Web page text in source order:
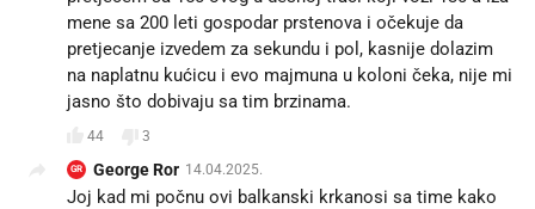
mene sa 200 leti gospodar prstenova i očekuje da
pretjecanje izvedem za sekundu i pol, kasnije dolazim
na naplatnu kućicu i evo majmuna u koloni čeka, nije mi
jasno što dobivaju sa tim brzinama.
44 3
GR George Ror 14.04.2025.
Joj kad mi počnu ovi balkanski krkanosi sa time kako